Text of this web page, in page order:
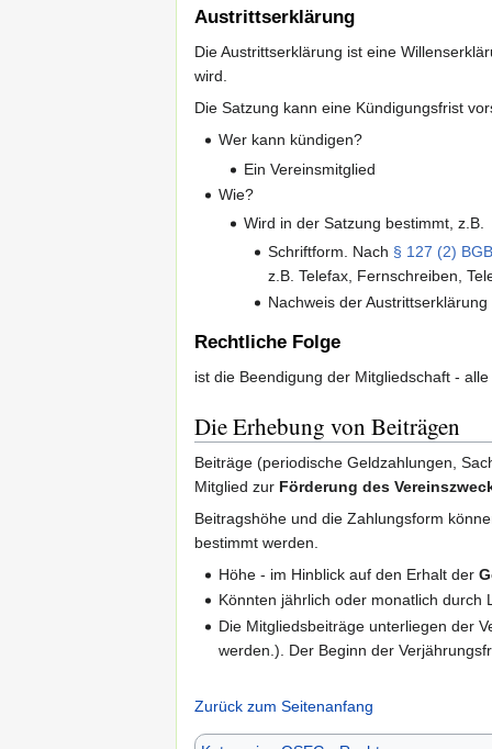
Austrittserklärung
Die Austrittserklärung ist eine
wird.
Die Satzung kann eine Kündigungsfrist
Wer kann kündigen?
Ein Vereinsmitglied
Wie?
Wird in der Satzung bestimmt, z.B.
Schriftform. Nach § 127 (2)
z.B. Telefax, Fernschreiben,
Nachweis der
Rechtliche Folge
ist die Beendigung der Mitgliedschaft -
Die Erhebung von Beiträgen
Beiträge (periodische Geldzahlungen,
Mitglied zur Förderung des
Beitragshöhe und die Zahlungsform
bestimmt werden.
Höhe - im Hinblick auf den Erhalt der
Könnten jährlich oder monatlich durch
Die Mitgliedsbeiträge unterliegen der
werden.). Der Beginn der
Zurück zum Seitenanfang